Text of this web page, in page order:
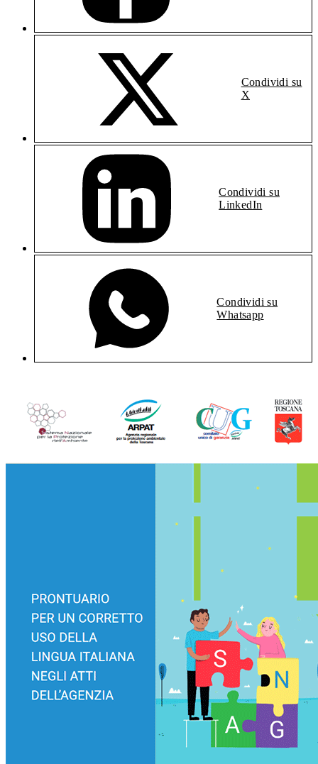
Condividi su
X
Condividi su
LinkedIn
Condividi su
Whatsapp